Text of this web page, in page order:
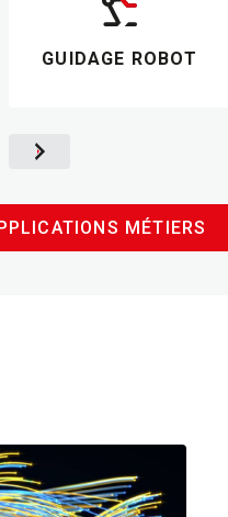
GUIDAGE ROBOT
MÉTIERS